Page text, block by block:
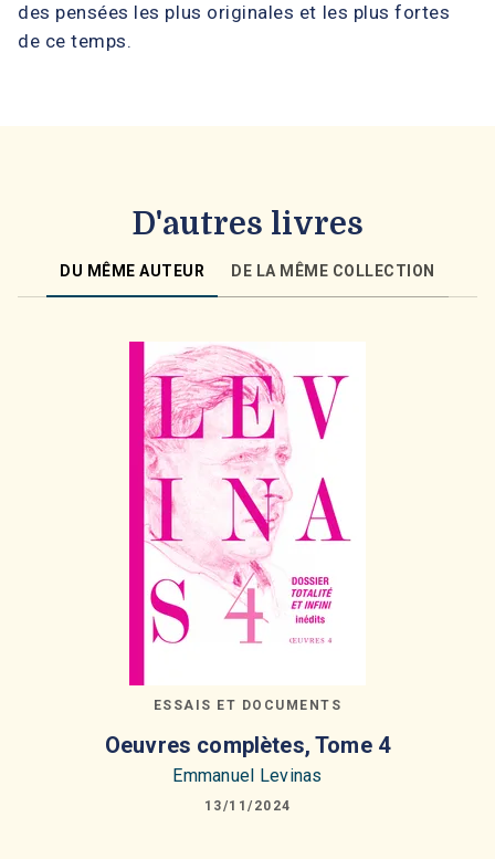
des pensées les plus originales et les plus fortes
de ce temps.
D'autres livres
DU MÊME AUTEUR DE LA MÊME COLLECTION
ESSAIS ET DOCUMENTS
Oeuvres complètes, Tome 4
Emmanuel Levinas
13/11/2024